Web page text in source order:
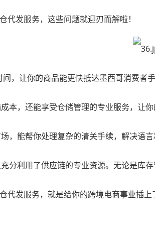
代发服务，这些问题就迎刃而解啦！
，让你的商品能更快抵达墨西哥消费者
本，还能享受仓储管理的专业服务，让你
，能帮你处理复杂的清关手续，解决语
分利用了供应链的专业资源。无论是库
代发服务，就是给你的跨境电商事业插上